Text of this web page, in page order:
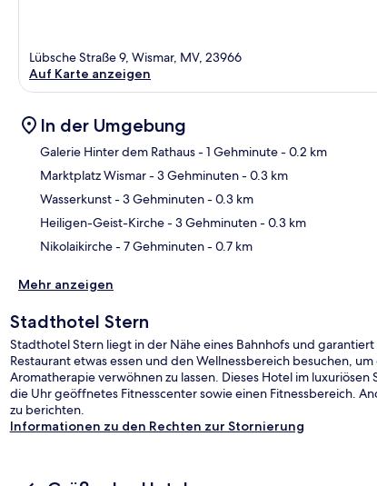
Lübsche Straße 9, Wismar, MV, 23966
Auf Karte anzeigen
In der Umgebung
Galerie Hinter dem Rathaus- 1 Gehminute- 0.2 km
Marktplatz Wismar- 3 Gehminuten- 0.3 km
Wasserkunst- 3 Gehminuten- 0.3 km
Heiligen-Geist-Kirche- 3 Gehminuten- 0.3 km
Nikolaikirche- 7 Gehminuten- 0.7 km
Mehr anzeigen
Stadthotel Stern
Stadthotel Stern liegt in der Nähe eines Bahnhofs und
Restaurant etwas essen und den Wellnessbereich besuchen,
Aromatherapie verwöhnen zu lassen. Dieses Hotel im
die Uhr geöffnetes Fitnesscenter sowie einen Fitnessbereich.
zu berichten.
Informationen zu den Rechten zur Stornierung